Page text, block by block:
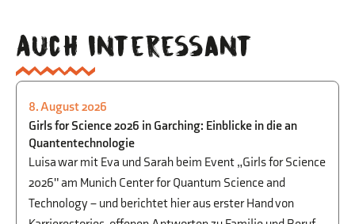
Auch interessant
PHYSIK,BEGABTENFÖRDERUNG
UND BERUFSORIENTIERUNG
8. August 2026
Girls for Science 2026 in Garching: Einblicke in die an
Quantentechnologie
Luisa war mit Eva und Sarah beim Event „Girls for Science
2026" am Munich Center for Quantum Science and
Technology – und berichtet hier aus erster Hand von